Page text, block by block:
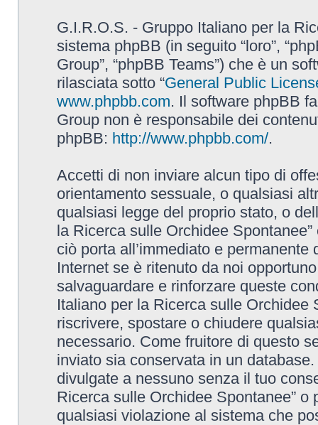
G.I.R.O.S. - Gruppo Italiano per la
sistema phpBB (in seguito “loro”,
Group”, “phpBB Teams”) che è un
rilasciata sotto “General Public
www.phpbb.com. Il software phpBB
Group non è responsabile dei
phpBB: http://www.phpbb.com/.
Accetti di non inviare alcun tipo di
orientamento sessuale, o qualsiasi
qualsiasi legge del proprio stato, o
la Ricerca sulle Orchidee
ciò porta all’immediato e
Internet se è ritenuto da noi
salvaguardare e rinforzare queste
Italiano per la Ricerca sulle Orchidee
riscrivere, spostare o chiudere
necessario. Come fruitore di questo
inviato sia conservata in un
divulgate a nessuno senza il tuo
Ricerca sulle Orchidee Spontanee”
qualsiasi violazione al sistema che